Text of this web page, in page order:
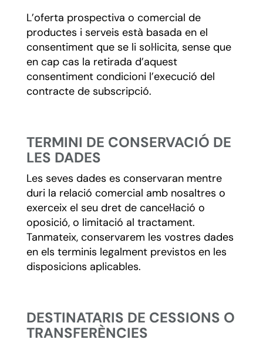
L’oferta prospectiva o comercial de
productes i serveis està basada en el
consentiment que se li sol·licita, sense que
en cap cas la retirada d’aquest
consentiment condicioni l’execució del
contracte de subscripció.
TERMINI DE CONSERVACIÓ DE
LES DADES
Les seves dades es conservaran mentre
duri la relació comercial amb nosaltres o
exerceix el seu dret de cancel·lació o
oposició, o limitació al tractament.
Tanmateix, conservarem les vostres dades
en els terminis legalment previstos en les
disposicions aplicables.
DESTINATARIS DE CESSIONS O
TRANSFERÈNCIES